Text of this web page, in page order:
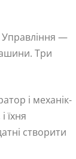
Управління —
Три
і механік-
їхня
створити